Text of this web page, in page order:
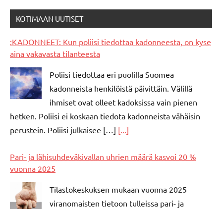
KOTIMAAN UUTISET
:KADONNEET: Kun poliisi tiedottaa kadonneesta, on kyse
aina vakavasta tilanteesta
Poliisi tiedottaa eri puolilla Suomea
kadonneista henkilöistä päivittäin. Välillä
ihmiset ovat olleet kadoksissa vain pienen
hetken. Poliisi ei koskaan tiedota kadonneista vähäisin
perustein. Poliisi julkaisee […] [...]
Pari- ja lähisuhdeväkivallan uhrien määrä kasvoi 20 %
vuonna 2025
Tilastokeskuksen mukaan vuonna 2025
viranomaisten tietoon tulleissa pari- ja